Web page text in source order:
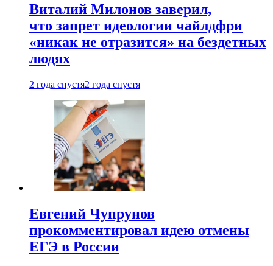
Виталий Милонов заверил,
что запрет идеологии чайлдфри
«никак не отразится» на бездетных
людях
2 года спустя2 года спустя
Евгений Чупрунов
прокомментировал идею отмены
ЕГЭ в России